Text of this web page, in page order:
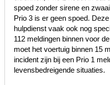
spoed zonder sirene en
Prio 3 is er geen spoed.
hulpdienst vaak ook nog
112 meldingen binnen voor de
moet het voertuig binnen 15
incident zijn bij een Prio 1
levensbedreigende situaties.